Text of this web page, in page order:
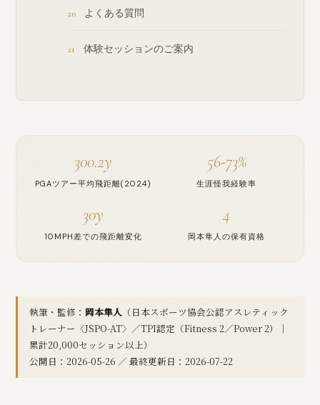
よくある質問
体験セッションのご案内
300.2y
PGAツアー平均飛距離(2024)
56-73%
生涯怪我経験率
30y
10MPH差での飛距離変化
4
岡本隼人の保有資格
執筆・監修： 岡本隼人 （日本スポーツ協会公認アスレティック
トレーナー〈JSPO-AT〉／TPI認定（Fitness 2／Power 2）｜
累計20,000セッション以上）
公開日：2026-05-26 ／ 最終更新日：2026-07-22